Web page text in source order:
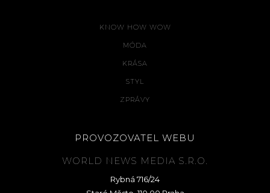
KNOW HOW WOW
MÓDA
KRÁSA
STYL
ZPRÁVY
PROVOZOVATEL WEBU
WORLD NEWS MEDIA S.R.O.
Rybná 716/24